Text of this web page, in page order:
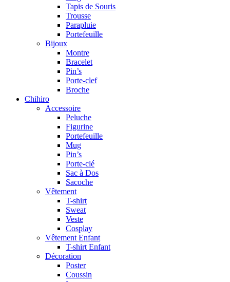
Tapis de Souris
Trousse
Parapluie
Portefeuille
Bijoux
Montre
Bracelet
Pin’s
Porte-clef
Broche
Chihiro
Accessoire
Peluche
Figurine
Portefeuille
Mug
Pin’s
Porte-clé
Sac à Dos
Sacoche
Vêtement
T-shirt
Sweat
Veste
Cosplay
Vêtement Enfant
T-shirt Enfant
Décoration
Poster
Coussin